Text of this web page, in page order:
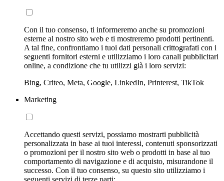
Con il tuo consenso, ti informeremo anche su promozioni
esterne al nostro sito web e ti mostreremo prodotti pertinenti.
A tal fine, confrontiamo i tuoi dati personali crittografati con i
seguenti fornitori esterni e utilizziamo i loro canali pubblicitari
online, a condizione che tu utilizzi già i loro servizi:
Bing, Criteo, Meta, Google, LinkedIn, Printerest, TikTok
Marketing
Accettando questi servizi, possiamo mostrarti pubblicità
personalizzata in base ai tuoi interessi, contenuti sponsorizzati
o promozioni per il nostro sito web o prodotti in base al tuo
comportamento di navigazione e di acquisto, misurandone il
successo. Con il tuo consenso, su questo sito utilizziamo i